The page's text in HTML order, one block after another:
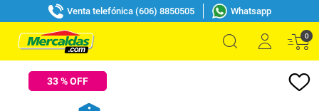
Venta telefónica (606) 8850505 Whatsapp
0
33% OFF